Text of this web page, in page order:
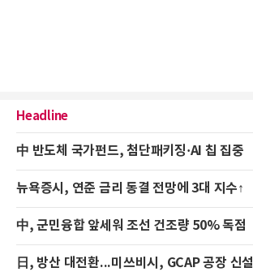
Headline
中 반도체 국가펀드, 첨단패키징·AI 칩 집중
뉴욕증시, 연준 금리 동결 전망에 3대 지수↑
中, 군민융합 앞세워 조선 건조량 50% 독점
日, 방산 대전환...미쓰비시, GCAP 공장 신설